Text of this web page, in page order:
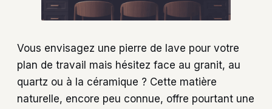
Vous envisagez une pierre de lave pour votre
plan de travail mais hésitez face au granit, au
quartz ou à la céramique ? Cette matière
naturelle, encore peu connue, offre pourtant une